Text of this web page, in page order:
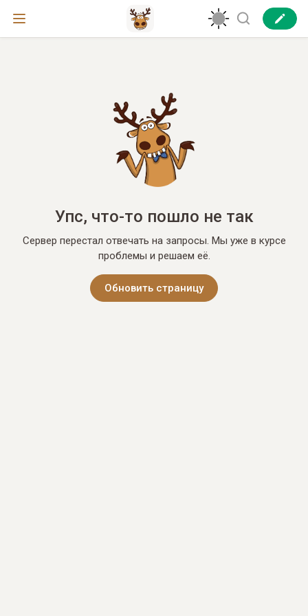
Упс, что-то пошло не так
Сервер перестал отвечать на запросы. Мы уже в курсе
проблемы и решаем её.
Обновить страницу